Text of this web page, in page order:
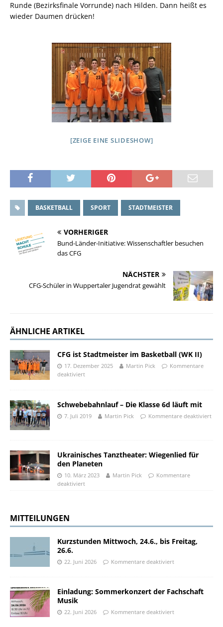
Runde (Bezirksfinale Vorrunde) nach Hilden. Dann heißt es
wieder Daumen drücken!
[ZEIGE EINE SLIDESHOW]
BASKETBALL SPORT STADTMEISTER
VORHERIGER
Bund-Länder-Initiative: Wissenschaftler besuchen
das CFG
NÄCHSTER
CFG-Schüler in Wuppertaler Jugendrat gewählt
ÄHNLICHE ARTIKEL
CFG ist Stadtmeister im Basketball (WK II)
17. Dezember 2025 Martin Pick
Kommentare
deaktiviert
Schwebebahnlauf – Die Klasse 6d läuft mit
7. Juli 2019 Martin Pick Kommentare deaktiviert
Ukrainisches Tanztheater: Wiegenlied für
den Planeten
10. März 2023 Martin Pick
Kommentare
deaktiviert
MITTEILUNGEN
Kurzstunden Mittwoch, 24.6., bis Freitag,
26.6.
22. Juni 2026 Kommentare deaktiviert
Einladung: Sommerkonzert der Fachschaft
Musik
22. Juni 2026 Kommentare deaktiviert